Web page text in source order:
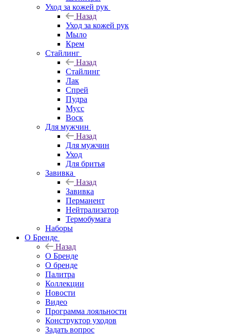
Уход за кожей рук
Назад
Уход за кожей рук
Мыло
Крем
Стайлинг
Назад
Стайлинг
Лак
Спрей
Пудра
Мусс
Воск
Для мужчин
Назад
Для мужчин
Уход
Для бритья
Завивка
Назад
Завивка
Перманент
Нейтрализатор
Термобумага
Наборы
О Бренде
Назад
О Бренде
О бренде
Палитра
Коллекции
Новости
Видео
Программа лояльности
Конструктор уходов
Задать вопрос